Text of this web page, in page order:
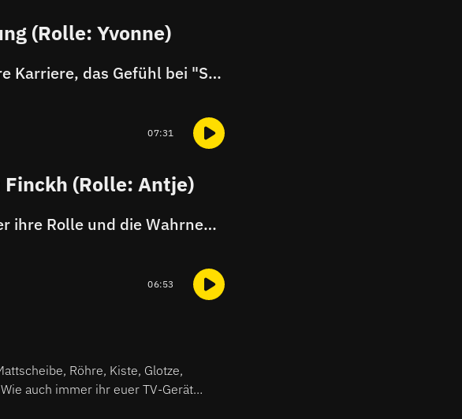
(Rolle: Yvonne)
Gespräch mit Schauspielerin Svenja Jung über ihre Karriere, das Gefühl bei "Sam - Ein Sachse" dabei zu sein und ihre Hoffnungen für die Serie
07:31
(Rolle: Antje)
Gespräch mit Schauspielerin Luise von Finckh über ihre Rolle und die Wahrnehmung und das Bewusstsein von gesellschaftlichem Rassismus
06:53
Röhre, Kiste, Glotze,
auch immer ihr euer TV-Gerät